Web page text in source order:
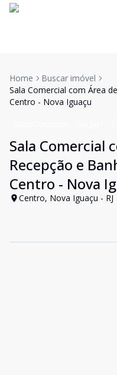
Home
Buscar imóvel
Sala Comercial com Área
Centro - Nova Iguaçu
Sala Comercial
Recepção e
Centro - Nova
Centro, Nova Iguaçu - RJ